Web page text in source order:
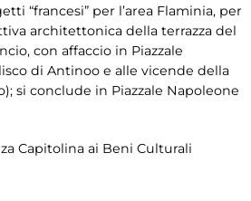
“francesi” per l’area Flaminia, per
architettonica della terrazza del
con affaccio in Piazzale
di Antinoo e alle vicende della
si conclude in Piazzale Napoleone
Capitolina ai Beni Culturali